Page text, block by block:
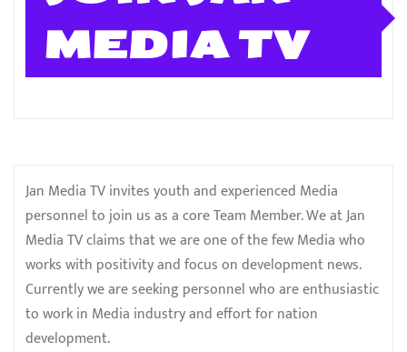
MEDIA TV
Jan Media TV invites youth and experienced Media
personnel to join us as a core Team Member. We at Jan
Media TV claims that we are one of the few Media who
works with positivity and focus on development news.
Currently we are seeking personnel who are enthusiastic
to work in Media industry and effort for nation
development.